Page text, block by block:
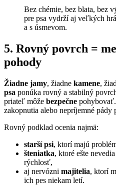
Bez chémie, bez blata, bez
pre psa vydrží aj veľkých
a s úsmevom.
5. Rovný povrch =
pohody
Žiadne jamy, žiadne kamene,
psa ponúka rovný a stabilný
priateľ môže bezpečne
zakopnutia alebo nepríjemné pády
Rovný podklad ocenia najmä:
starší psi, ktorí majú
šteniatka, ktoré ešte
rýchlosť,
aj nervózni majitelia, ktorí
ich pes niekam letí.